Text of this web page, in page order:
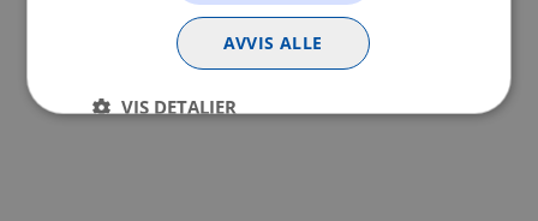
AVVIS ALLE
VIS DETALJER